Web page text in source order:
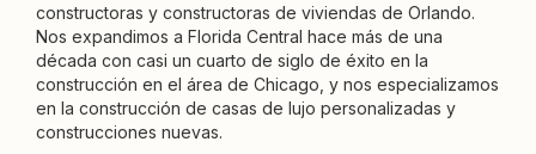
constructoras y constructoras de viviendas de Orlando.
Nos expandimos a Florida Central hace más de una
década con casi un cuarto de siglo de éxito en la
construcción en el área de Chicago, y nos especializamos
en la construcción de casas de lujo personalizadas y
construcciones nuevas.